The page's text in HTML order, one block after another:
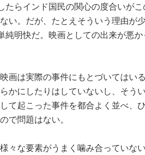
たらインド国民の関心の度合いが
い。だが、たとえそういう理由が
純明快だ。映画としての出来が悪
画は実際の事件にもとづいてはい
かにしたりはしていないし、そう
て起こった事件を都合よく並べ、
で問題はない。
々な要素がうまく噛み合っていな